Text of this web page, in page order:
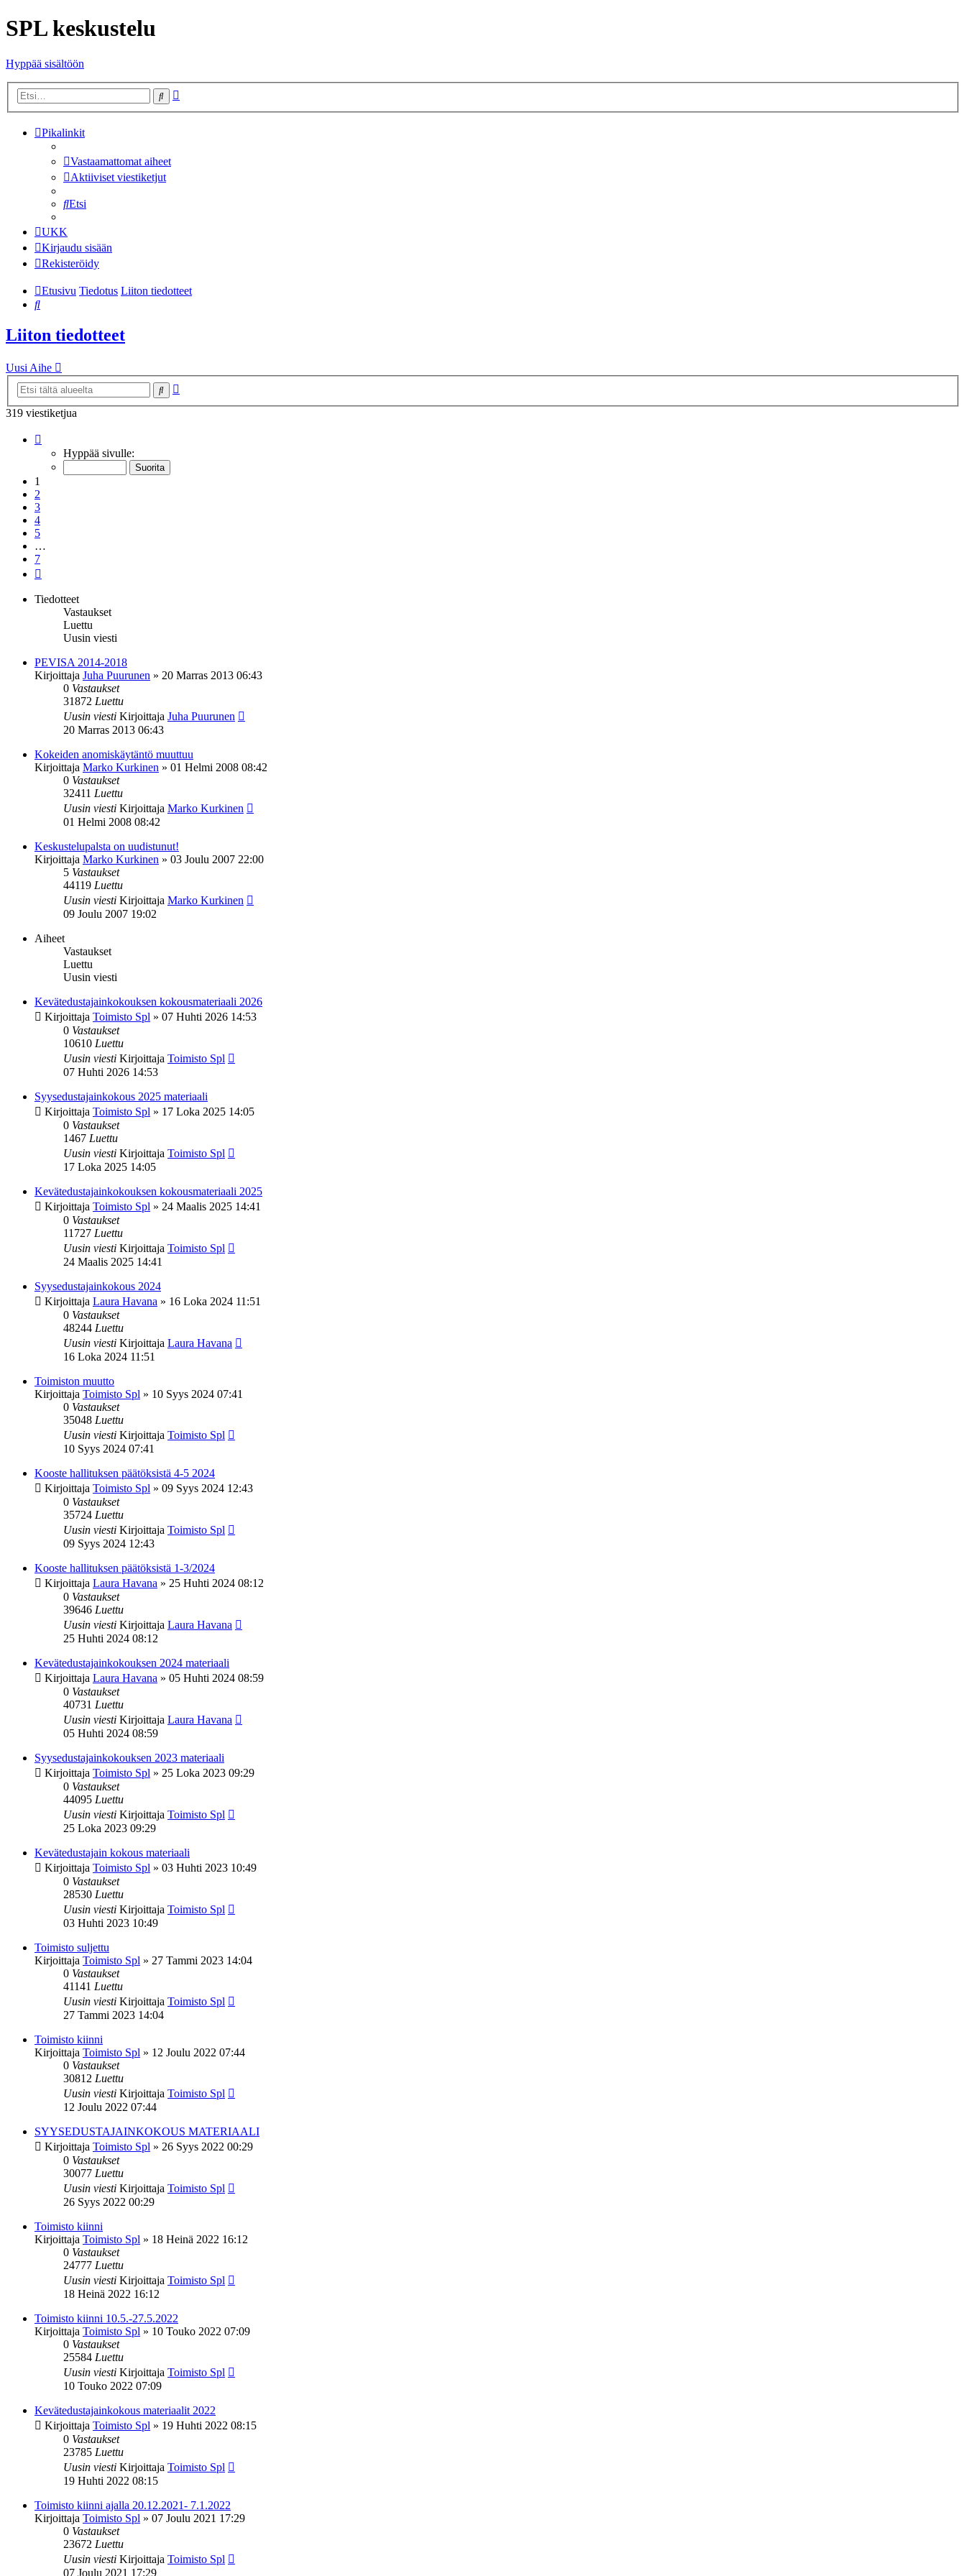
SPL keskustelu
Hyppää sisältöön
Etsi
Pikalinkit
Vastaamattomat aiheet
Aktiiviset viestiketjut
Etsi
UKK
Kirjaudu sisään
Rekisteröidy
Etusivu Tiedotus Liiton tiedotteet
Etsi
Liiton tiedotteet
Uusi Aihe
Etsi
319 viestiketjua
7 Hyppää sivulle:
1
2
3
4
5
…
7
Tiedotteet
Vastaukset
Luettu
Uusin viesti
PEVISA 2014-2018
Kirjoittaja Juha Puurunen » 20 Marras 2013 06:43
0 Vastaukset
31872 Luettu
Uusin viesti Kirjoittaja Juha Puurunen
20 Marras 2013 06:43
Kokeiden anomiskäytäntö muuttuu
Kirjoittaja Marko Kurkinen » 01 Helmi 2008 08:42
0 Vastaukset
32411 Luettu
Uusin viesti Kirjoittaja Marko Kurkinen
01 Helmi 2008 08:42
Keskustelupalsta on uudistunut!
Kirjoittaja Marko Kurkinen » 03 Joulu 2007 22:00
5 Vastaukset
44119 Luettu
Uusin viesti Kirjoittaja Marko Kurkinen
09 Joulu 2007 19:02
Aiheet
Vastaukset
Luettu
Uusin viesti
Kevätedustajainkokouksen kokousmateriaali 2026
Kirjoittaja Toimisto Spl » 07 Huhti 2026 14:53
0 Vastaukset
10610 Luettu
Uusin viesti Kirjoittaja Toimisto Spl
07 Huhti 2026 14:53
Syysedustajainkokous 2025 materiaali
Kirjoittaja Toimisto Spl » 17 Loka 2025 14:05
0 Vastaukset
1467 Luettu
Uusin viesti Kirjoittaja Toimisto Spl
17 Loka 2025 14:05
Kevätedustajainkokouksen kokousmateriaali 2025
Kirjoittaja Toimisto Spl » 24 Maalis 2025 14:41
0 Vastaukset
11727 Luettu
Uusin viesti Kirjoittaja Toimisto Spl
24 Maalis 2025 14:41
Syysedustajainkokous 2024
Kirjoittaja Laura Havana » 16 Loka 2024 11:51
0 Vastaukset
48244 Luettu
Uusin viesti Kirjoittaja Laura Havana
16 Loka 2024 11:51
Toimiston muutto
Kirjoittaja Toimisto Spl » 10 Syys 2024 07:41
0 Vastaukset
35048 Luettu
Uusin viesti Kirjoittaja Toimisto Spl
10 Syys 2024 07:41
Kooste hallituksen päätöksistä 4-5 2024
Kirjoittaja Toimisto Spl » 09 Syys 2024 12:43
0 Vastaukset
35724 Luettu
Uusin viesti Kirjoittaja Toimisto Spl
09 Syys 2024 12:43
Kooste hallituksen päätöksistä 1-3/2024
Kirjoittaja Laura Havana » 25 Huhti 2024 08:12
0 Vastaukset
39646 Luettu
Uusin viesti Kirjoittaja Laura Havana
25 Huhti 2024 08:12
Kevätedustajainkokouksen 2024 materiaali
Kirjoittaja Laura Havana » 05 Huhti 2024 08:59
0 Vastaukset
40731 Luettu
Uusin viesti Kirjoittaja Laura Havana
05 Huhti 2024 08:59
Syysedustajainkokouksen 2023 materiaali
Kirjoittaja Toimisto Spl » 25 Loka 2023 09:29
0 Vastaukset
44095 Luettu
Uusin viesti Kirjoittaja Toimisto Spl
25 Loka 2023 09:29
Kevätedustajain kokous materiaali
Kirjoittaja Toimisto Spl » 03 Huhti 2023 10:49
0 Vastaukset
28530 Luettu
Uusin viesti Kirjoittaja Toimisto Spl
03 Huhti 2023 10:49
Toimisto suljettu
Kirjoittaja Toimisto Spl » 27 Tammi 2023 14:04
0 Vastaukset
41141 Luettu
Uusin viesti Kirjoittaja Toimisto Spl
27 Tammi 2023 14:04
Toimisto kiinni
Kirjoittaja Toimisto Spl » 12 Joulu 2022 07:44
0 Vastaukset
30812 Luettu
Uusin viesti Kirjoittaja Toimisto Spl
12 Joulu 2022 07:44
SYYSEDUSTAJAINKOKOUS MATERIAALI
Kirjoittaja Toimisto Spl » 26 Syys 2022 00:29
0 Vastaukset
30077 Luettu
Uusin viesti Kirjoittaja Toimisto Spl
26 Syys 2022 00:29
Toimisto kiinni
Kirjoittaja Toimisto Spl » 18 Heinä 2022 16:12
0 Vastaukset
24777 Luettu
Uusin viesti Kirjoittaja Toimisto Spl
18 Heinä 2022 16:12
Toimisto kiinni 10.5.-27.5.2022
Kirjoittaja Toimisto Spl » 10 Touko 2022 07:09
0 Vastaukset
25584 Luettu
Uusin viesti Kirjoittaja Toimisto Spl
10 Touko 2022 07:09
Kevätedustajainkokous materiaalit 2022
Kirjoittaja Toimisto Spl » 19 Huhti 2022 08:15
0 Vastaukset
23785 Luettu
Uusin viesti Kirjoittaja Toimisto Spl
19 Huhti 2022 08:15
Toimisto kiinni ajalla 20.12.2021- 7.1.2022
Kirjoittaja Toimisto Spl » 07 Joulu 2021 17:29
0 Vastaukset
23672 Luettu
Uusin viesti Kirjoittaja Toimisto Spl
07 Joulu 2021 17:29